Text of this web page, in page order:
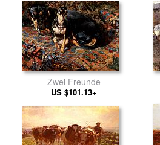
Zwei Freunde
US $101.13+